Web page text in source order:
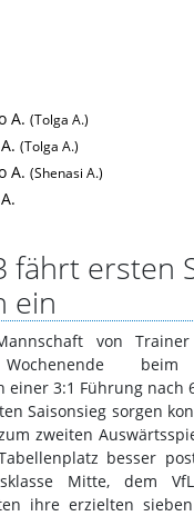
A. (Tolga A.)
(Tolga A.)
A. (Shenasi A.)
fährt ersten
ein
von
beim
einer 3:1 Führung nach
Saisonsieg sorgen
zweiten
besser
Mitte, dem
ihre erzielten